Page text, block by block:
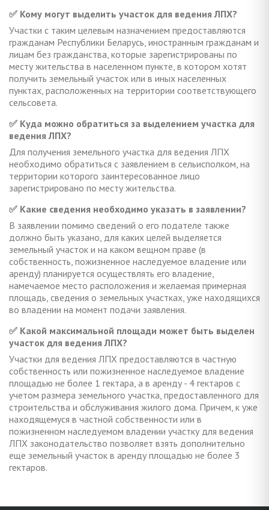
✅ Кому могут выделить участок для ведения ЛПХ?
Участки с таким целевым назначением предоставляются
гражданам Республики Беларусь, иностранным гражданам и
лицам без гражданства, которые зарегистрированы по
месту жительства в населенном пункте, в котором хотят
получить земельный участок или в иных населенных
пунктах, расположенных на территории соответствующего
сельсовета.
✅ Куда можно обратиться за выделением участка для
ведения ЛПХ?
Для получения земельного участка для ведения ЛПХ
необходимо обратиться с заявлением в сельисполком, на
территории которого заинтересованное лицо
зарегистрировано по месту жительства.
✅ Какие сведения необходимо указать в заявлении?
В заявлении помимо сведений о его подателе также
должно быть указано, для каких целей выделяется
земельный участок и на каком вещном праве (в
собственность, пожизненное наследуемое владение или
аренду) планируется осуществлять его владение,
намечаемое место расположения и желаемая примерная
площадь, сведения о земельных участках, уже находящихся
во владении на момент подачи заявления.
✅ Какой максимальной площади может быть выделен
участок для ведения ЛПХ?
Участки для ведения ЛПХ предоставляются в частную
собственность или пожизненное наследуемое владение
площадью не более 1 гектара, а в аренду - 4 гектаров с
учетом размера земельного участка, предоставленного для
строительства и обслуживания жилого дома. Причем, к уже
находящемуся в частной собственности или в
пожизненном наследуемом владении участку для ведения
ЛПХ законодательство позволяет взять дополнительно
еще земельный участок в аренду площадью не более 3
гектаров.